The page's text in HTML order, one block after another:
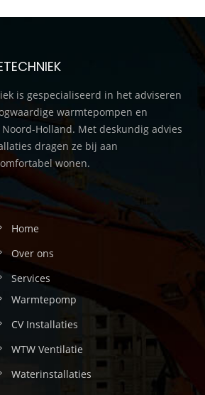
is gespecialiseerd in het adviseren
warmtepompen en
Holland. Met deskundig advies
dragen ze bij aan
wonen.
Home
Over ons
Services
Warmtepomp
CV Installaties
WTW Ventilatie
Waterinstallaties